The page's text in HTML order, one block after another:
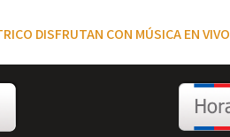
DISFRUTAN CON MÚSICA EN VIVO